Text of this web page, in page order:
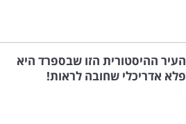
העיר ההיסטורית הזו שבספרד היא
פלא אדריכלי שחובה לראות!